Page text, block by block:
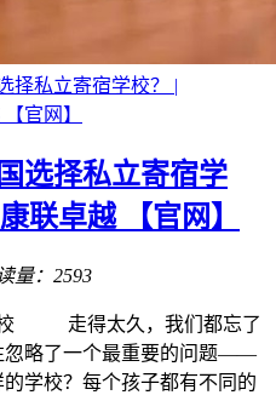
择私立寄宿学校？ |
官网】
选择私立寄宿学
联卓越 【官网】
量：2593
校 走得太久，我们都忘了
忽略了一个最重要的问题——
学校？每个孩子都有不同的